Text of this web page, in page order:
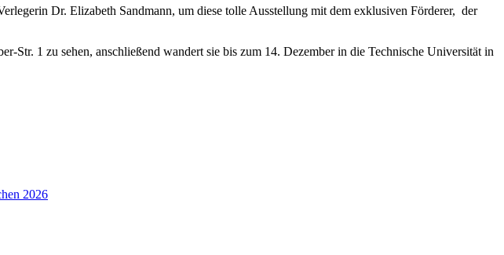
Dr. Elizabeth Sandmann, um diese tolle Ausstellung mit dem exklusiven Förderer, der
Str. 1 zu sehen, anschließend wandert sie bis zum 14. Dezember in die Technische Universität in
2026